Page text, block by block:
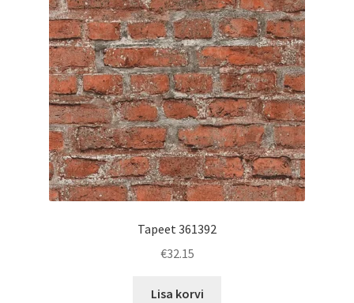
Tapeet 361392
€32.15
Lisa korvi